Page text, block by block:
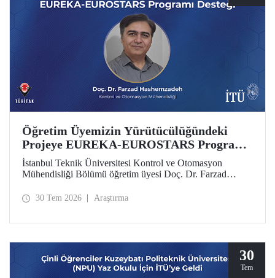
Öğretim Üyemizin Yürütücülüğündeki
Projeye EUREKA-EUROSTARS Programı
Desteği
İstanbul Teknik Üniversitesi Kontrol ve Otomasyon
Mühendisliği Bölümü öğretim üyesi Doç. Dr. Farzad
Driven Resilient Power Systems: Revolutionizing Energy
30 Tem 2026 Araştırma
30
Tem